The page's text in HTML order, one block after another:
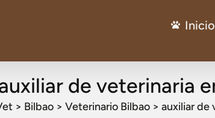
Inicio
de veterinaria
> Bilbao > Veterinario Bilbao > auxiliar de